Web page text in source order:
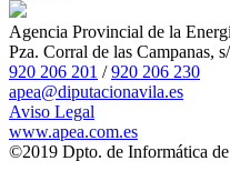
Agencia Provincial de la
Pza. Corral de las Campanas,
920 206 201 /920 206 230
apea@diputacionavila.es
Aviso Legal
www.apea.com.es
©2019 Dpto. de Informática